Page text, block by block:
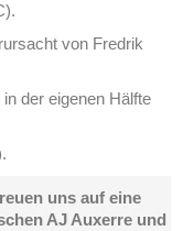
von Fredrik
der eigenen Hälfte
uns auf eine
AJ Auxerre und